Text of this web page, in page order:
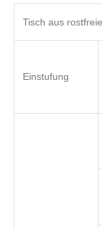
Tisch aus
Einstufung